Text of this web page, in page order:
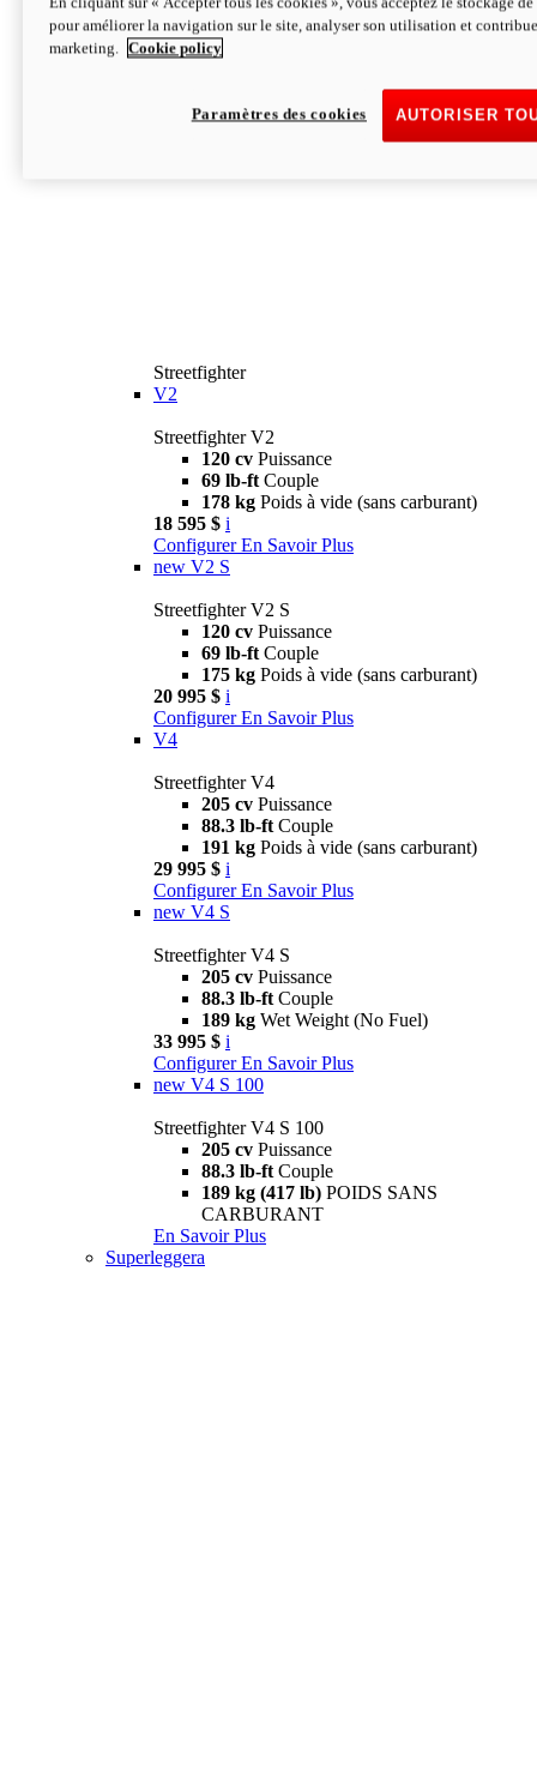
Streetfighter
V2
Streetfighter V2
120 cv Puissance
69 lb-ft Couple
178 kg Poids à vide (sans carburant)
18 595 $ i
Configurer En Savoir Plus
new V2 S
Streetfighter V2 S
120 cv Puissance
69 lb-ft Couple
175 kg Poids à vide (sans carburant)
20 995 $ i
Configurer En Savoir Plus
V4
Streetfighter V4
205 cv Puissance
88.3 lb-ft Couple
191 kg Poids à vide (sans carburant)
29 995 $ i
Configurer En Savoir Plus
new V4 S
Streetfighter V4 S
205 cv Puissance
88.3 lb-ft Couple
189 kg Wet Weight (No Fuel)
33 995 $ i
Configurer En Savoir Plus
new V4 S 100
Streetfighter V4 S 100
205 cv Puissance
88.3 lb-ft Couple
189 kg (417 lb) POIDS SANS
CARBURANT
En Savoir Plus
Superleggera
pour améliorer la navigation sur le site, analyser son utilisation et
marketing.
Cookie policy
AUTORISER
Paramètres des cookies